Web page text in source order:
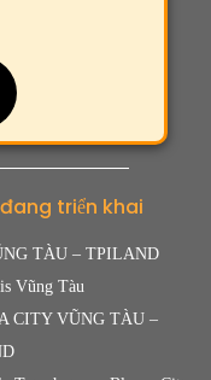
triển khai
TÀU – TPILAND
Vũng Tàu
CITY VŨNG TÀU –